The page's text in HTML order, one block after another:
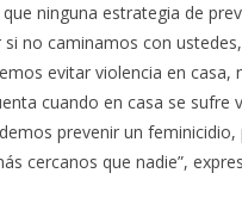
ninguna estrategia de
no caminamos con
evitar violencia en casa,
cuando en casa se sufre
prevenir un feminicidio,
cercanos que nadie”,